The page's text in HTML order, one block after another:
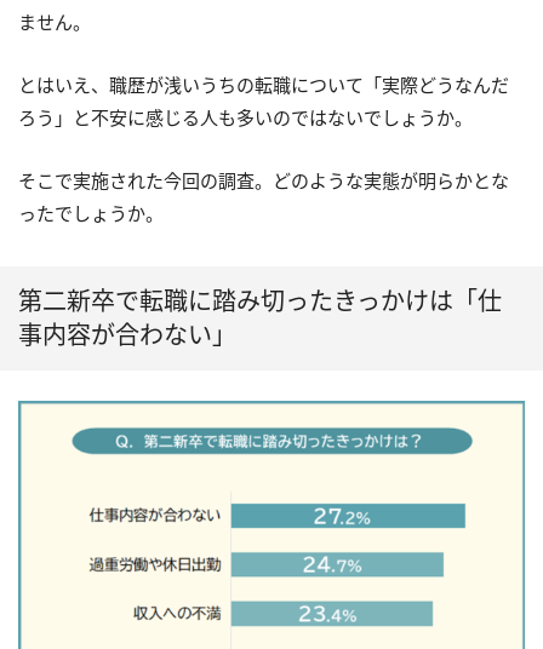
ません。
とはいえ、職歴が浅いうちの転職について「実際どうなんだ
ろう」と不安に感じる人も多いのではないでしょうか。
そこで実施された今回の調査。どのような実態が明らかとな
ったでしょうか。
第二新卒で転職に踏み切ったきっかけは「仕
事内容が合わない」